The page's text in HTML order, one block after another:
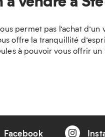
permet pas l’achat
offre la tranquillité
à pouvoir vous offrir
Facebook